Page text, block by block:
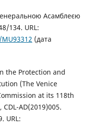
Асамблеєю
134. URL:
(дата
the Protection and
(The Venice
at its 118th
AD(2019)005.
URL: